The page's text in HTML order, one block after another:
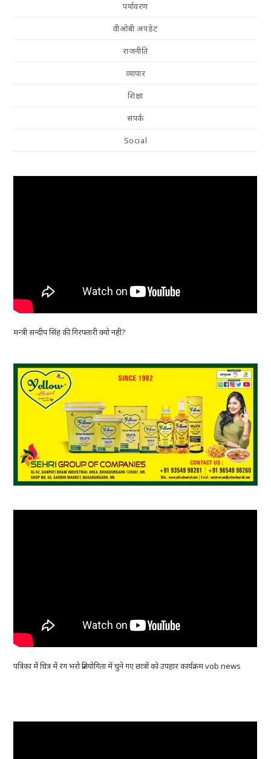
पर्यावरण
वीओबी अपडेट
राजनीति
व्यापार
शिक्षा
संपर्क
Social
मन्त्री सन्दीप सिंह की गिरफ्तारी क्यो नही?
पत्रिका में चित्र में रंग भरो प्रतियोगिता में चुने गए छात्रों को उपहार कार्यक्रम vob news